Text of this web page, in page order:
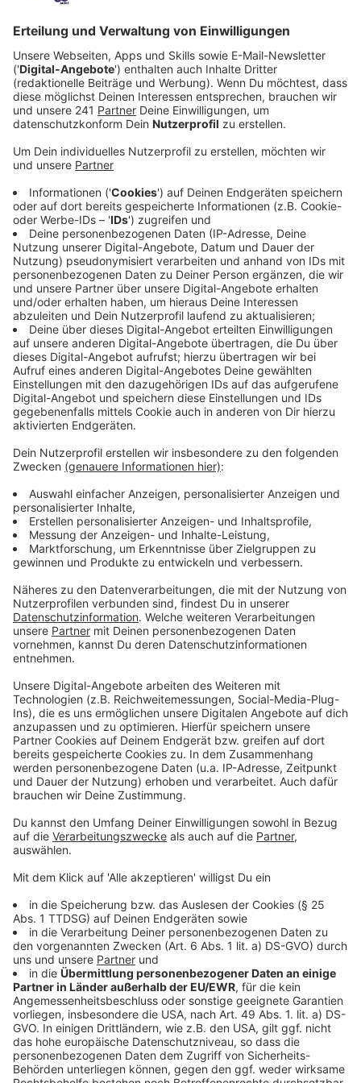
Veröffentlicht:Freitag, 03.07.2026 06:04
Anzeige
Werkself startet gegen Aufsteiger
Anzeige
Der Spielplan für die Bundesliga-Saison 2026/27 ist
veröffentlicht. Bayer 04 Leverkusen beginnt die neue
Spielzeit am 29. oder 30. August mit einem
Auswärtsspiel beim Aufsteiger SV Elversberg. Das
erste Heimspiel in der BayArena folgt eine Woche
später gegen Union Berlin. Ein erstes Topspiel wartet
Mitte September mit dem Heimspiel gegen RB
Leipzig.
Anzeige
Anzeige
Zu den Höhepunkten der Saison gehört das erste
Derby gegen den 1. FC Köln, das Anfang November
auswärts stattfindet. Das Rückspiel in der BayArena
Bayern München spielt die Werkself zunächst Mitte
Januar auswärts und kurz vor Saisonende noch einmal
zu Hause. Den letzten Spieltag bestreitet Bayer 04
am 22. Mai 2027 auswärts beim FC Schalke 04.
Anzeige
Weitere Meldungen aus unserer Stadt
Anzeige
Mahnwache in Leverkusen: Zeichen gegen Gewalt
Leverkusen: Covestro investiert massiv in Asien
Anzeige
Anzeige